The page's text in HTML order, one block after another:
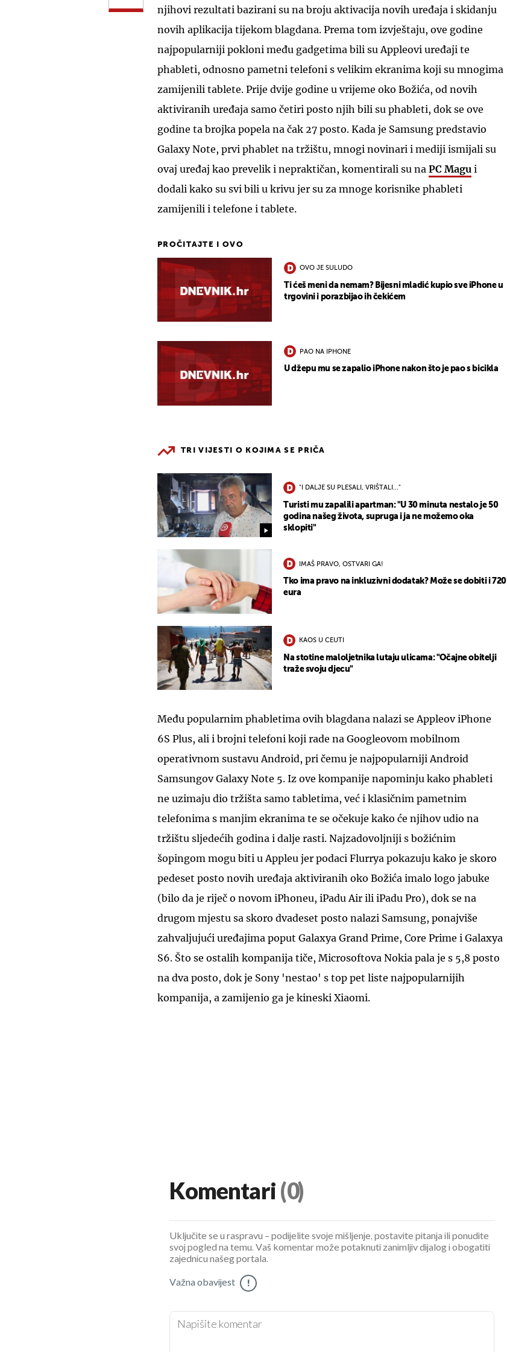
njihovi rezultati bazirani su na broju aktivacija novih uređaja i skidanju
novih aplikacija tijekom blagdana. Prema tom izvještaju, ove godine
najpopularniji pokloni među gadgetima bili su Appleovi uređaji te
phableti, odnosno pametni telefoni s velikim ekranima koji su mnogima
zamijenili tablete. Prije dvije godine u vrijeme oko Božića, od novih
aktiviranih uređaja samo četiri posto njih bili su phableti, dok se ove
godine ta brojka popela na čak 27 posto. Kada je Samsung predstavio
Galaxy Note, prvi phablet na tržištu, mnogi novinari i mediji ismijali su
ovaj uređaj kao prevelik i nepraktičan, komentirali su na PC Magu i
dodali kako su svi bili u krivu jer su za mnoge korisnike phableti
zamijenili i telefone i tablete.
PROČITAJTE I OVO
OVO JE SULUDO
Ti ćeš meni da nemam? Bijesni mladić kupio sve iPhone u
trgovini i porazbijao ih čekićem
PAO NA IPHONE
U džepu mu se zapalio iPhone nakon što je pao s bicikla
TRI VIJESTI O KOJIMA SE PRIČA
"I DALJE SU PLESALI, VRIŠTALI..."
Turisti mu zapalili apartman: "U 30 minuta nestalo je 50
godina našeg života, supruga i ja ne možemo oka
sklopiti"
IMAŠ PRAVO, OSTVARI GA!
Tko ima pravo na inkluzivni dodatak? Može se dobiti i 720
eura
KAOS U CEUTI
Na stotine maloljetnika lutaju ulicama: "Očajne obitelji
traže svoju djecu"
Među popularnim phabletima ovih blagdana nalazi se Appleov iPhone
6S Plus, ali i brojni telefoni koji rade na Googleovom mobilnom
operativnom sustavu Android, pri čemu je najpopularniji Android
Samsungov Galaxy Note 5. Iz ove kompanije napominju kako phableti
ne uzimaju dio tržišta samo tabletima, već i klasičnim pametnim
telefonima s manjim ekranima te se očekuje kako će njihov udio na
tržištu sljedećih godina i dalje rasti. Najzadovoljniji s božićnim
šopingom mogu biti u Appleu jer podaci Flurrya pokazuju kako je skoro
pedeset posto novih uređaja aktiviranih oko Božića imalo logo jabuke
(bilo da je riječ o novom iPhoneu, iPadu Air ili iPadu Pro), dok se na
drugom mjestu sa skoro dvadeset posto nalazi Samsung, ponajviše
zahvaljujući uređajima poput Galaxya Grand Prime, Core Prime i Galaxya
S6. Što se ostalih kompanija tiče, Microsoftova Nokia pala je s 5,8 posto
na dva posto, dok je Sony 'nestao' s top pet liste najpopularnijih
kompanija, a zamijenio ga je kineski Xiaomi.
Komentari (0)
Uključite se u raspravu – podijelite svoje mišljenje, postavite pitanja ili ponudite
svoj pogled na temu. Vaš komentar može potaknuti zanimljiv dijalog i obogatiti
zajednicu našeg portala.
Važna obavijest !